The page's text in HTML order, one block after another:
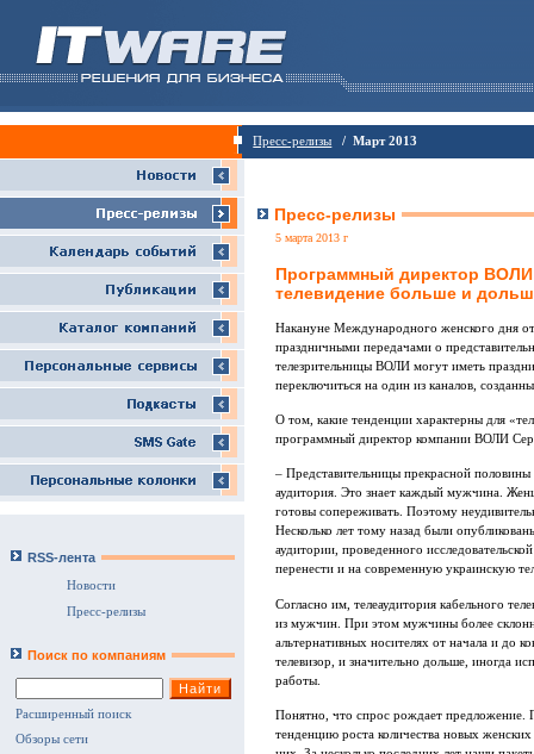
Пресс-релизы / Март 2013
RSS-лента
Новости
Пресс-релизы
Поиск по компаниям
Расширенный поиск
Обзоры сети
Пресс-релизы
5 марта 2013 г
Программный директор
телевидение больше и
Накануне Международного женского дня
праздничными передачами о
телезрительницы ВОЛИ могут иметь
переключиться на один из каналов,
О том, какие тенденции характерны для
программный директор компании ВОЛИ
– Представительницы прекрасной половины
аудитория. Это знает каждый мужчина.
готовы сопереживать. Поэтому
Несколько лет тому назад были
аудитории, проведенного
перенести и на современную украинскую
Согласно им, телеаудитория кабельного
из мужчин. При этом мужчины более
альтернативных носителях от начала и до
телевизор, и значительно дольше, иногда
работы.
Понятно, что спрос рождает предложение.
тенденцию роста количества новых